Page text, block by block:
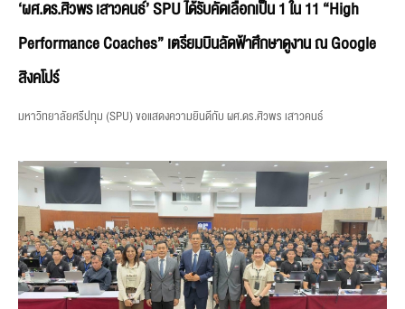
‘ผศ.ดร.ศิวพร เสาวคนธ์’ SPU ได้รับคัดเลือกเป็น 1 ใน 11 “High
Performance Coaches” เตรียมบินลัดฟ้าศึกษาดูงาน ณ Google
สิงคโปร์
มหาวิทยาลัยศรีปทุม (SPU) ขอแสดงความยินดีกับ ผศ.ดร.ศิวพร เสาวคนธ์